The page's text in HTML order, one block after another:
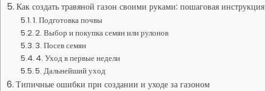
Как создать травяной газон своими руками: пошаговая инструкция
1. Подготовка почвы
2. Выбор и покупка семян или рулонов
3. Посев семян
4. Уход в первые недели
5. Дальнейший уход
Типичные ошибки при создании и уходе за газоном